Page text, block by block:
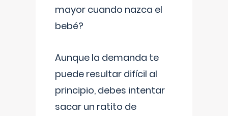
mayor cuando nazca el
bebé?
Aunque la demanda te
puede resultar difícil al
principio, debes intentar
sacar un ratito de